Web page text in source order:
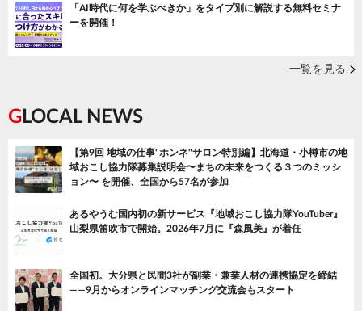
「AI時代に何を学ぶべきか」をタイプ別に解説する無料セミナ
ーを開催！
一覧を見る
GLOCAL NEWS
【第9回 地域の仕事"ホンネ"サロン特別編】北海道・小樽市の地
域おこし協力隊募集説明会〜まちの未来をつくる３つのミッシ
ョン〜 を開催、全国から57名が参加
あるやうむ国内初の新サービス『地域おこし協力隊YouTuber』
山梨県笛吹市で開始。2026年7月に『森風美』が着任
全国初。大分県と民間3社が副業・兼業人材の連携協定を締結
——9月からオンラインマッチング交流会もスタート